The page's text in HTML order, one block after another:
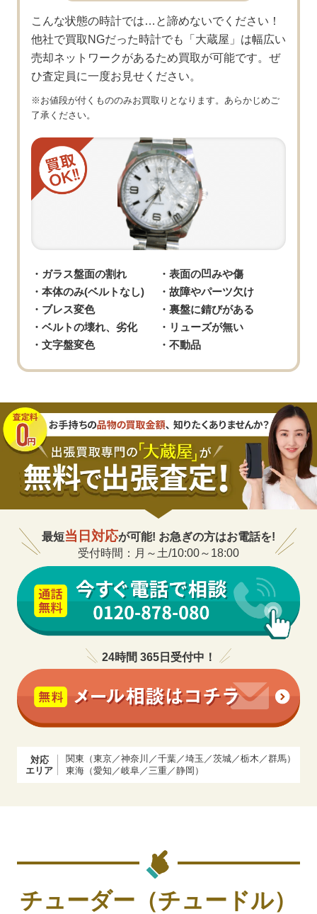
ー ベージュ レザー 79540
チューダー ブラックベイ 41 ブル
ー ブラック ファブリック 79540
150,000円
ー ブラウン レザー 79540
150,000円
チューダー ブラックベイ 41 ブラ
ック ブレス 79540
チューダー ブラックベイ 41 ブラ
ック ベージュ レザー 79540
チューダー ブラックベイ 41 ブラ
79540
チューダー ブラックベイ 41 ブラ
ック ブラウン レザー 79540
150,000
70150
チューダー ブラックベイ クロノ
ホワイト 79360N
250,000円
チューダー ブラックベイ クロノ
ブラック 79360N
550,000 円
チューダー ブラックベイ プロ
チューダー ブラックベイ フィフ
ティエイト 79010SG
473,000円
こんな状態の時計では…と諦めないでください！
他社で買取NGだった時計でも「大蔵屋」は幅広い
売却ネットワークがあるため買取が可能です。ぜ
ひ査定員に一度お見せください。
※お値段が付くもののみお買取りとなります。あらかじめご
了承ください。
ガラス盤面の割れ
表面の凹みや傷
本体のみ(ベルトなし)
故障やパーツ欠け
ブレス変色
裏盤に錆びがある
ベルトの壊れ、劣化
リューズが無い
文字盤変色
不動品
最短当日対応が可能! お急ぎの方はお電話を!
受付時間：月～土/10:00～18:00
24時間 365日受付中！
対応
エリア
関東（東京／神奈川／千葉／埼玉／茨城／栃木／群馬）
東海（愛知／岐阜／三重／静岡）
チューダー（チュードル）